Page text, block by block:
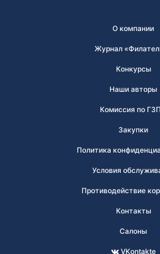
О компании
Журнал
Конкурсы
Наши авторы
Комиссия по
Закупки
Политика
Условия
Противодействие
Контакты
Салоны
VKontakte